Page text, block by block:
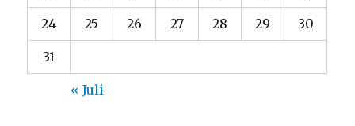
24 25 26 27 28 29 30
31
« Juli